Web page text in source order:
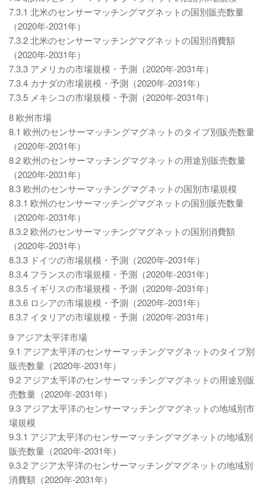
7.3.1 北米のセンサーマッチングマグネットの国別販売数量
（2020年-2031年）
7.3.2 北米のセンサーマッチングマグネットの国別消費額
（2020年-2031年）
7.3.3 アメリカの市場規模・予測（2020年-2031年）
7.3.4 カナダの市場規模・予測（2020年-2031年）
7.3.5 メキシコの市場規模・予測（2020年-2031年）
8 欧州市場
8.1 欧州のセンサーマッチングマグネットのタイプ別販売数量
（2020年-2031年）
8.2 欧州のセンサーマッチングマグネットの用途別販売数量
（2020年-2031年）
8.3 欧州のセンサーマッチングマグネットの国別市場規模
8.3.1 欧州のセンサーマッチングマグネットの国別販売数量
（2020年-2031年）
8.3.2 欧州のセンサーマッチングマグネットの国別消費額
（2020年-2031年）
8.3.3 ドイツの市場規模・予測（2020年-2031年）
8.3.4 フランスの市場規模・予測（2020年-2031年）
8.3.5 イギリスの市場規模・予測（2020年-2031年）
8.3.6 ロシアの市場規模・予測（2020年-2031年）
8.3.7 イタリアの市場規模・予測（2020年-2031年）
9 アジア太平洋市場
9.1 アジア太平洋のセンサーマッチングマグネットのタイプ別
販売数量（2020年-2031年）
9.2 アジア太平洋のセンサーマッチングマグネットの用途別販
売数量（2020年-2031年）
9.3 アジア太平洋のセンサーマッチングマグネットの地域別市
場規模
9.3.1 アジア太平洋のセンサーマッチングマグネットの地域別
販売数量（2020年-2031年）
9.3.2 アジア太平洋のセンサーマッチングマグネットの地域別
消費額（2020年-2031年）